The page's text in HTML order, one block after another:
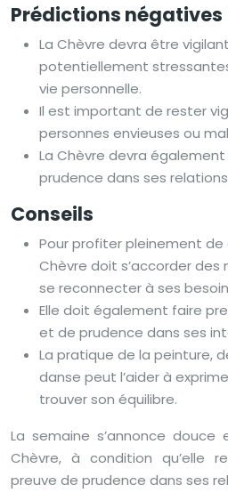
Prédictions négatives
La Chèvre devra être
potentiellement
vie personnelle.
Il est important de rester
personnes envieuses ou
La Chèvre devra
prudence dans ses
Conseils
Pour profiter pleinement
Chèvre doit s’accorder
se reconnecter à ses
Elle doit également faire
et de prudence dans ses
La pratique de la peinture,
danse peut l’aider à
trouver son équilibre.
La semaine s’annonce
Chèvre, à condition qu’elle
preuve de prudence dans ses